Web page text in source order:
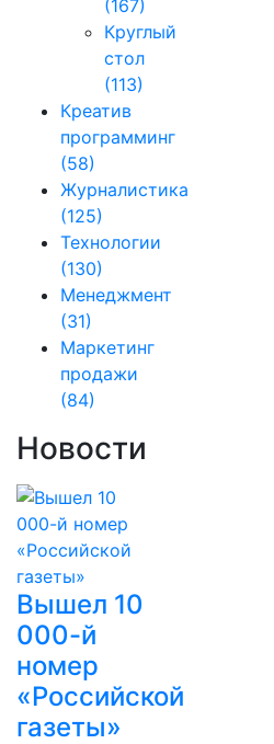
(167)
Круглый
стол
(113)
Креатив
программинг
(58)
Журналистика
(125)
Технологии
(130)
Менеджмент
(31)
Маркетинг
продажи
(84)
Новости
Вышел 10
000-й
номер
«Российской
газеты»